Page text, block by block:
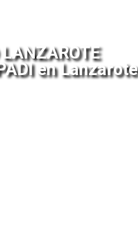
LANZAROTE
en Lanzarote